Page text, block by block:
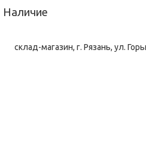
Наличие
склад-магазин, г. Рязань, ул.